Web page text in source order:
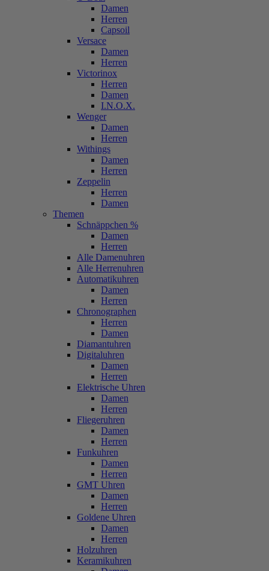
Damen
Herren
Capsoil
Versace
Damen
Herren
Victorinox
Herren
Damen
I.N.O.X.
Wenger
Damen
Herren
Withings
Damen
Herren
Zeppelin
Herren
Damen
Themen
Schnäppchen %
Damen
Herren
Alle Damenuhren
Alle Herrenuhren
Automatikuhren
Damen
Herren
Chronographen
Herren
Damen
Diamantuhren
Digitaluhren
Damen
Herren
Elektrische Uhren
Damen
Herren
Fliegeruhren
Damen
Herren
Funkuhren
Damen
Herren
GMT Uhren
Damen
Herren
Goldene Uhren
Damen
Herren
Holzuhren
Keramikuhren